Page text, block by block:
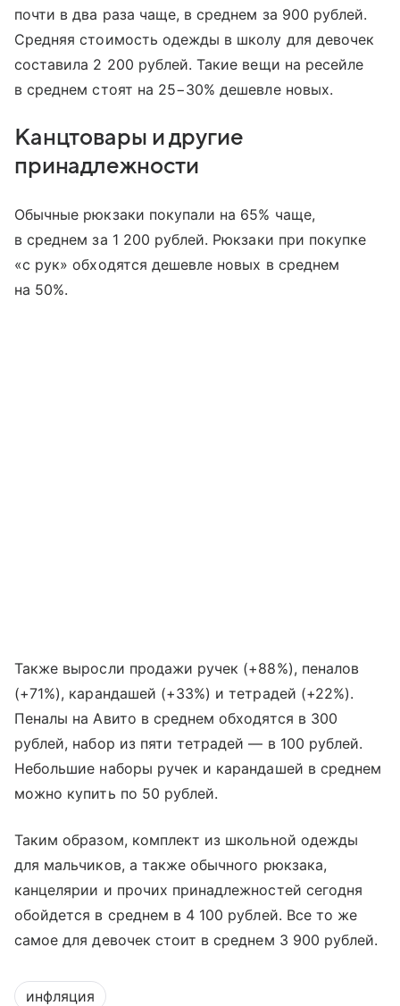
почти в два раза чаще, в среднем за 900 рублей.
Средняя стоимость одежды в школу для девочек
составила 2 200 рублей. Такие вещи на ресейле
в среднем стоят на 25−30% дешевле новых.
Канцтовары и другие
принадлежности
Обычные рюкзаки покупали на 65% чаще,
в среднем за 1 200 рублей. Рюкзаки при покупке
«с рук» обходятся дешевле новых в среднем
на 50%.
Также выросли продажи ручек (+88%), пеналов
(+71%), карандашей (+33%) и тетрадей (+22%).
Пеналы на Авито в среднем обходятся в 300
рублей, набор из пяти тетрадей — в 100 рублей.
Небольшие наборы ручек и карандашей в среднем
можно купить по 50 рублей.
Таким образом, комплект из школьной одежды
для мальчиков, а также обычного рюкзака,
канцелярии и прочих принадлежностей сегодня
обойдется в среднем в 4 100 рублей. Все то же
самое для девочек стоит в среднем 3 900 рублей.
инфляция